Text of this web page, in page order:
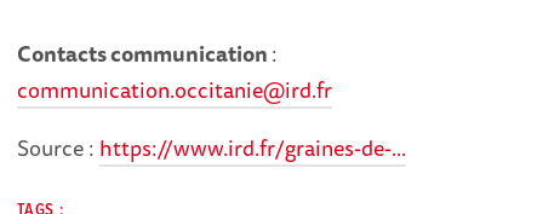
Contacts communication:
communication.occitanie@ird.fr
Source : https://www.ird.fr/graines-de-...